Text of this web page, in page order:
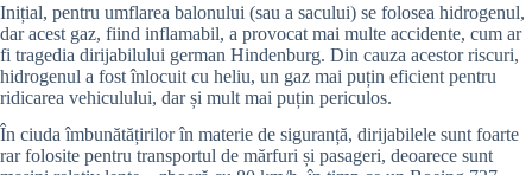
Inițial, pentru umflarea balonului (sau a sacului) se folosea hidrogenul,
dar acest gaz, fiind inflamabil, a provocat mai multe accidente, cum ar
fi tragedia dirijabilului german Hindenburg. Din cauza acestor riscuri,
hidrogenul a fost înlocuit cu heliu, un gaz mai puțin eficient pentru
ridicarea vehiculului, dar și mult mai puțin periculos.
În ciuda îmbunătățirilor în materie de siguranță, dirijabilele sunt foarte
rar folosite pentru transportul de mărfuri și pasageri, deoarece sunt